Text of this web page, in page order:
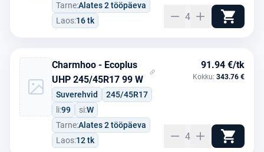
Tarne:Alates 2 tööpäeva
Laos:16 tk 4
Charmhoo - Ecoplus
UHP 245/45R17 99 W
Suverehvid
245/45R17
li:99 si:W
Tarne:Alates 2 tööpäeva
Laos:12 tk
91.94 €/tk
Kokku: 343.76 €
4